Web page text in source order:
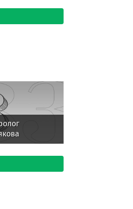
о сильных
и граде в